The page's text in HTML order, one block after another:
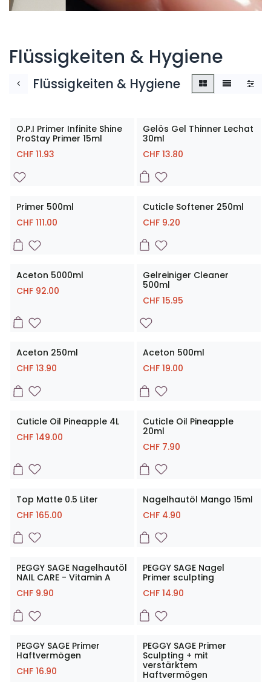
Flüssigkeiten & Hygiene
Flüssigkeiten & Hygiene
O.P.I Primer Infinite Shine
ProStay Primer 15ml
CHF 11.93
Gelös Gel Thinner Lechat
30ml
CHF 13.80
Primer 500ml
CHF 111.00
Cuticle Softener 250ml
CHF 9.20
Aceton 5000ml
CHF 92.00
Gelreiniger Cleaner
500ml
CHF 15.95
Aceton 250ml
CHF 13.90
Aceton 500ml
CHF 19.00
Cuticle Oil Pineapple 4L
CHF 149.00
Cuticle Oil Pineapple
20ml
CHF 7.90
Top Matte 0.5 Liter
CHF 165.00
Nagelhautöl Mango 15ml
CHF 4.90
PEGGY SAGE Nagelhautöl
NAIL CARE - Vitamin A
CHF 9.90
PEGGY SAGE Nagel
Primer sculpting
CHF 14.90
PEGGY SAGE Primer
Haftvermögen
CHF 16.90
PEGGY SAGE Primer
Sculpting + mit
verstärktem
Haftvermögen